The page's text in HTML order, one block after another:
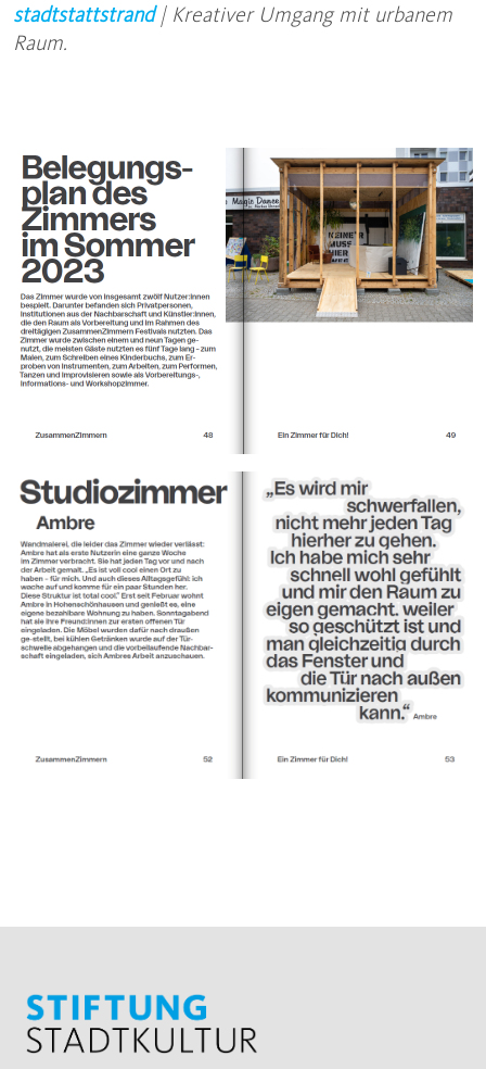
stadtstattstrand| Kreativer Umgang mit urbanem
Raum.